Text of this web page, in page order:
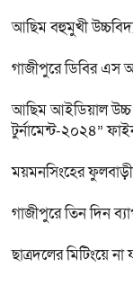
আছিম বহুমুখী
গাজীপুরে ডিবির এস
আছিম আইডিয়াল উচ্চ
টুর্নামেন্ট-২০২৪”
ময়মনসিংহের
গাজীপুরে তিন দিন
ছাত্রদলের মিটিংয়ে